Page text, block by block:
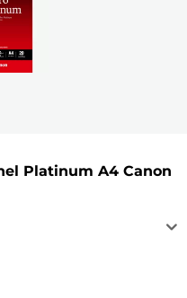
Platinum A4 Canon